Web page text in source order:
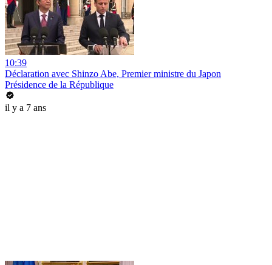
10:39
Déclaration avec Shinzo Abe, Premier ministre du Japon
Présidence de la République
il y a 7 ans